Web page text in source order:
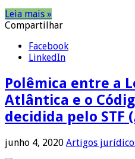
Leia mais »
Compartilhar
Facebook
LinkedIn
Polêmica entre a
Atlântica e o
decidida pelo STF
junho 4, 2020 Artigos